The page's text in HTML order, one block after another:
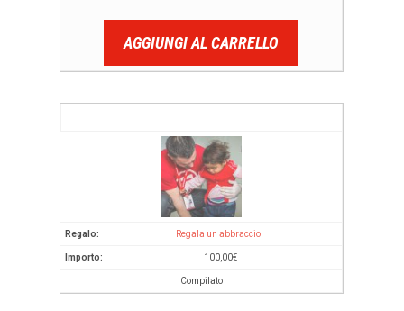
AGGIUNGI AL CARRELLO
Regala un abbraccio
100,00€
Compilato